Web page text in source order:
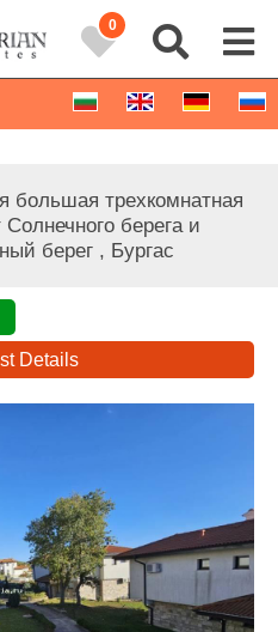
0
большая трехкомнатная
берега и
берег , Бургас
Details